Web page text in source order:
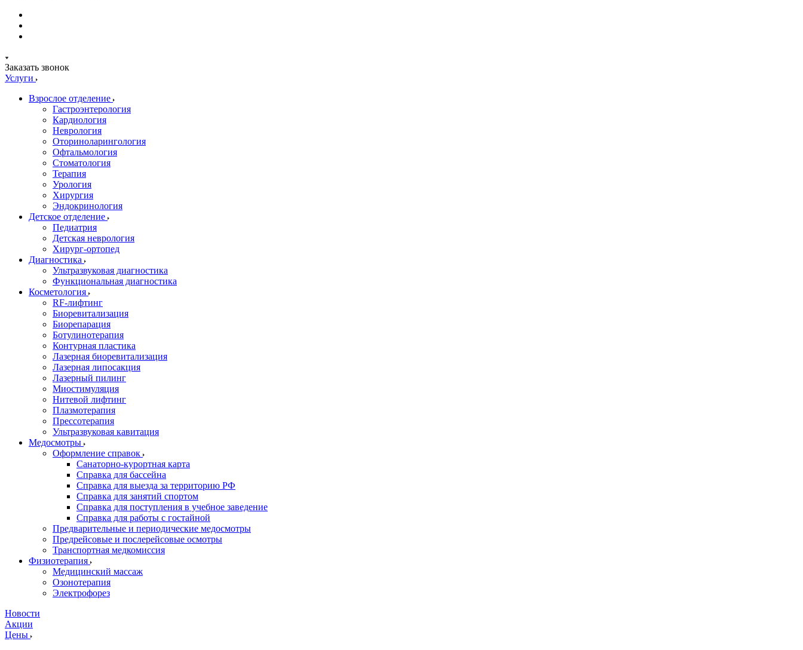
Заказать звонок
Услуги
Взрослое отделение
Гастроэнтерология
Кардиология
Неврология
Оториноларингология
Офтальмология
Стоматология
Терапия
Урология
Хирургия
Эндокринология
Детское отделение
Педиатрия
Детская неврология
Хирург-ортопед
Диагностика
Ультразвуковая диагностика
Функциональная диагностика
Косметология
RF-лифтинг
Биоревитализация
Биорепарация
Ботулинотерапия
Контурная пластика
Лазерная биоревитализация
Лазерная липосакция
Лазерный пилинг
Миостимуляция
Нитевой лифтинг
Плазмотерапия
Прессотерапия
Ультразвуковая кавитация
Медосмотры
Оформление справок
Санаторно-курортная карта
Справка для бассейна
Справка для выезда за территорию РФ
Справка для занятий спортом
Справка для поступления в учебное заведение
Справка для работы с гостайной
Предварительные и периодические медосмотры
Предрейсовые и послерейсовые осмотры
Транспортная медкомиссия
Физиотерапия
Медицинский массаж
Озонотерапия
Электрофорез
Новости
Акции
Цены